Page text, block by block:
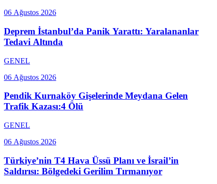
06 Ağustos 2026
Deprem İstanbul’da Panik Yarattı: Yaralananlar
Tedavi Altında
GENEL
06 Ağustos 2026
Pendik Kurnaköy Gişelerinde Meydana Gelen
Trafik Kazası:4 Ölü
GENEL
06 Ağustos 2026
Türkiye’nin T4 Hava Üssü Planı ve İsrail’in
Saldırısı: Bölgedeki Gerilim Tırmanıyor